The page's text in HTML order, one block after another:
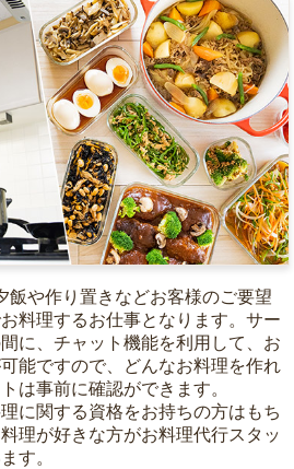
飯や作り置きなどお客様のご要望
料理するお仕事となります。サー
に、チャット機能を利用して、お
能ですので、どんなお料理を作れ
は事前に確認ができます。
に関する資格をお持ちの方はもち
理が好きな方がお料理代行スタッ
す。